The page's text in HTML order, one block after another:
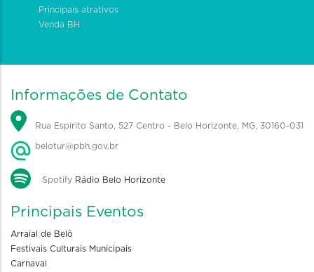
Principais atrativos
Venda BH
Informações de Contato
Rua Espírito Santo, 527 Centro - Belo Horizonte, MG, 30160-031
belotur@pbh.gov.br
Spotify Rádio Belo Horizonte
Principais Eventos
Arraial de Belô
Festivais Culturais Municipais
Carnaval